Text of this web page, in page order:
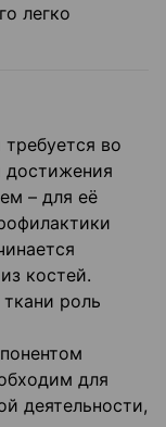
легко
во
достижения
– для её
костей.
роль
для
деятельности,